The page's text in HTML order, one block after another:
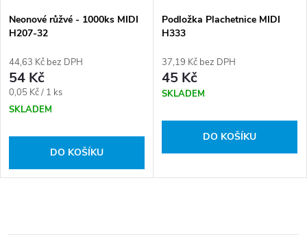
Neonové růžvé - 1000ks MIDI
H207-32
44,63 Kč bez DPH
54 Kč
Měrná
cena:
0,05 Kč / 1 ks
SKLADEM
DO KOŠÍKU
Podložka Plachetnice MIDI
H333
37,19 Kč bez DPH
45 Kč
SKLADEM
DO KOŠÍKU